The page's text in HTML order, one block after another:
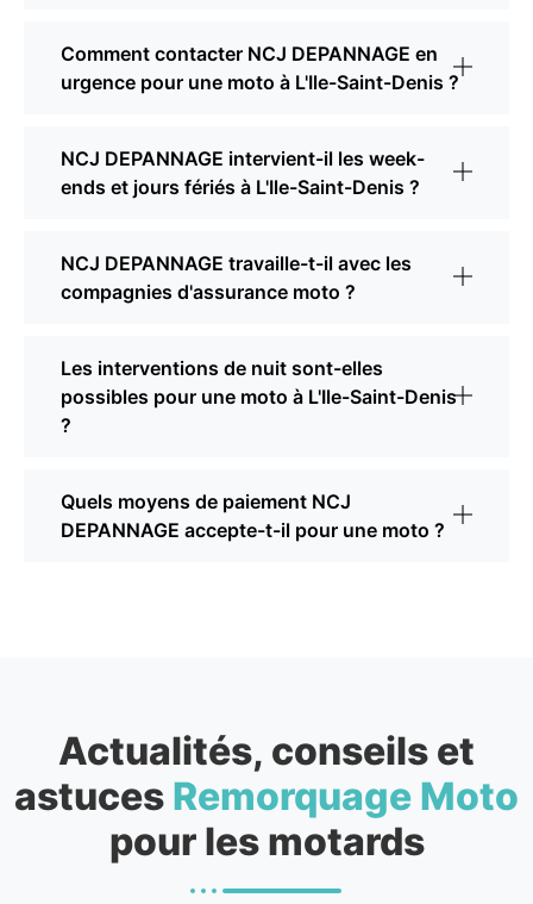
Comment contacter NCJ DEPANNAGE en
urgence pour une moto à L'Ile-Saint-Denis ?
NCJ DEPANNAGE intervient-il les week-
ends et jours fériés à L'Ile-Saint-Denis ?
NCJ DEPANNAGE travaille-t-il avec les
compagnies d'assurance moto ?
Les interventions de nuit sont-elles
possibles pour une moto à L'Ile-Saint-Denis
?
Quels moyens de paiement NCJ
DEPANNAGE accepte-t-il pour une moto ?
Actualités, conseils et
astuces Remorquage Moto
pour les motards